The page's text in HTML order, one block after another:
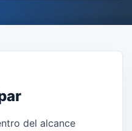
del alcance